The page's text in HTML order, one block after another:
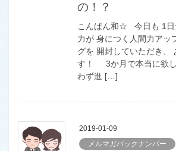
の！？
こんばん和☆ 今日も 1日
力が 身につく人間力アッ
グを 開封していただき、
す！ 3か月で本当に欲し
わず進 […]
2019-01-09
メルマガバックナンバー